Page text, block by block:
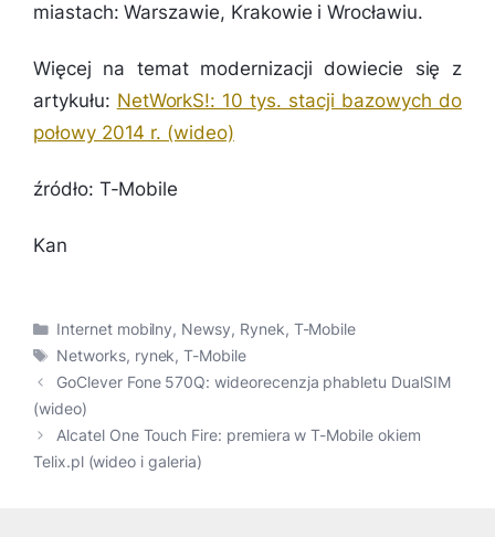
miastach: Warszawie, Krakowie i Wrocławiu.
Więcej na temat modernizacji dowiecie się z
artykułu: NetWorkS!: 10 tys. stacji bazowych do
połowy 2014 r. (wideo)
źródło: T-Mobile
Kan
Kategorie
Internet mobilny, Newsy, Rynek, T-Mobile
Tagi
Networks, rynek,T-Mobile
GoClever Fone 570Q: wideorecenzja phabletu DualSIM
(wideo)
Alcatel One Touch Fire: premiera w T-Mobile okiem
Telix.pl (wideo i galeria)